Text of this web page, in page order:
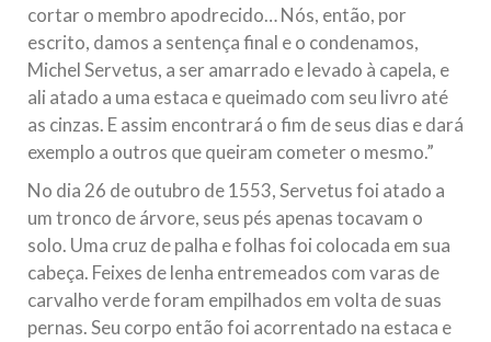
cortar o membro apodrecido… Nós, então, por
escrito, damos a sentença final e o condenamos,
Michel Servetus, a ser amarrado e levado à capela, e
ali atado a uma estaca e queimado com seu livro até
as cinzas. E assim encontrará o fim de seus dias e dará
exemplo a outros que queiram cometer o mesmo.”
No dia 26 de outubro de 1553, Servetus foi atado a
um tronco de árvore, seus pés apenas tocavam o
solo. Uma cruz de palha e folhas foi colocada em sua
cabeça. Feixes de lenha entremeados com varas de
carvalho verde foram empilhados em volta de suas
pernas. Seu corpo então foi acorrentado na estaca e